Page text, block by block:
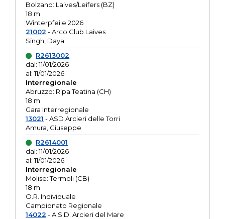
Bolzano: Laives/Leifers (BZ)
18 m
Winterpfeile 2026
21002 - Arco Club Laives
Singh, Daya
R2613002
dal: 11/01/2026
al: 11/01/2026
Interregionale
Abruzzo: Ripa Teatina (CH)
18 m
Gara Interregionale
13021 - ASD Arcieri delle Torri
Amura, Giuseppe
R2614001
dal: 11/01/2026
al: 11/01/2026
Interregionale
Molise: Termoli (CB)
18 m
O.R. Individuale
Campionato Regionale
14022 - A.S.D. Arcieri del Mare